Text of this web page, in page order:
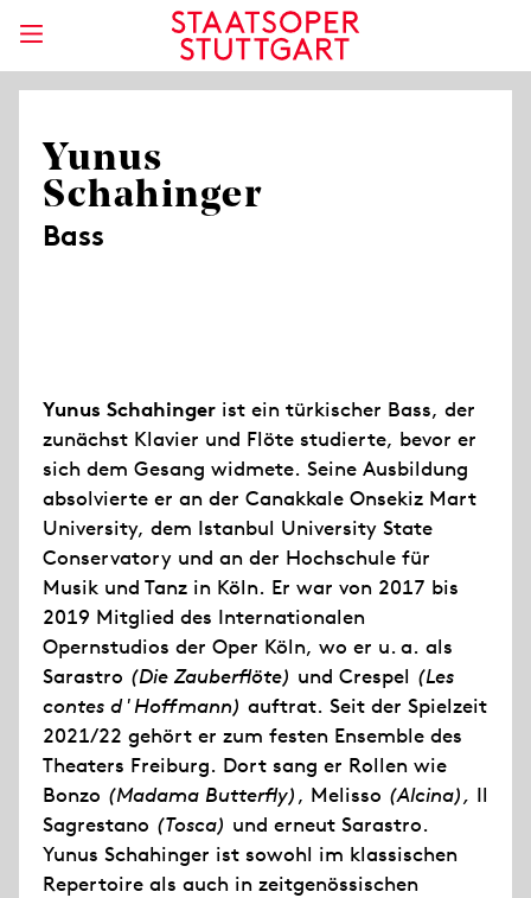
Yunus
Schahinger
Bass
Yunus Schahinger ist ein türkischer Bass, der
zunächst Klavier und Flöte studierte, bevor er
sich dem Gesang widmete. Seine Ausbildung
absolvierte er an der Canakkale Onsekiz Mart
University, dem Istanbul University State
Conservatory und an der Hochschule für
Musik und Tanz in Köln. Er war von 2017 bis
2019 Mitglied des Internationalen
Opernstudios der Oper Köln, wo er u. a. als
Sarastro (Die Zauberflöte) und Crespel (Les
contes d'Hoffmann) auftrat. Seit der Spielzeit
2021/22 gehört er zum festen Ensemble des
Theaters Freiburg. Dort sang er Rollen wie
Bonzo (Madama Butterfly), Melisso (Alcina), Il
Sagrestano (Tosca) und erneut Sarastro.
Yunus Schahinger ist sowohl im klassischen
Repertoire als auch in zeitgenössischen